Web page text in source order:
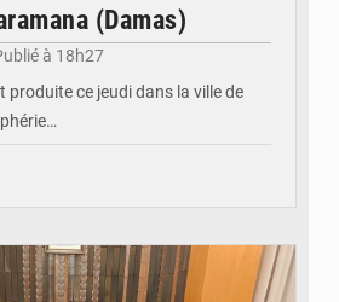
(Damas)
à 18h27
produite ce jeudi dans la ville de